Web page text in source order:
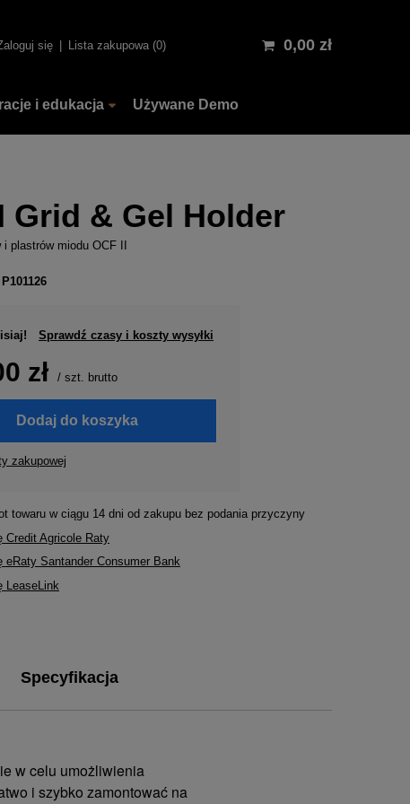
się Lista zakupowa 0 0,00 zł
i edukacja Używane Demo
Grid & Gel Holder
plastrów miodu OCF II
P101126
Sprawdź czasy i koszty wysyłki
zł / szt. brutto
Dodaj do koszyka
zakupowej
towaru w ciągu 14dni od zakupu bez podania przyczyny
Credit Agricole Raty
eRaty Santander Consumer Bank
LeaseLink
Specyfikacja
w celu umożliwienia
i szybko zamontować na